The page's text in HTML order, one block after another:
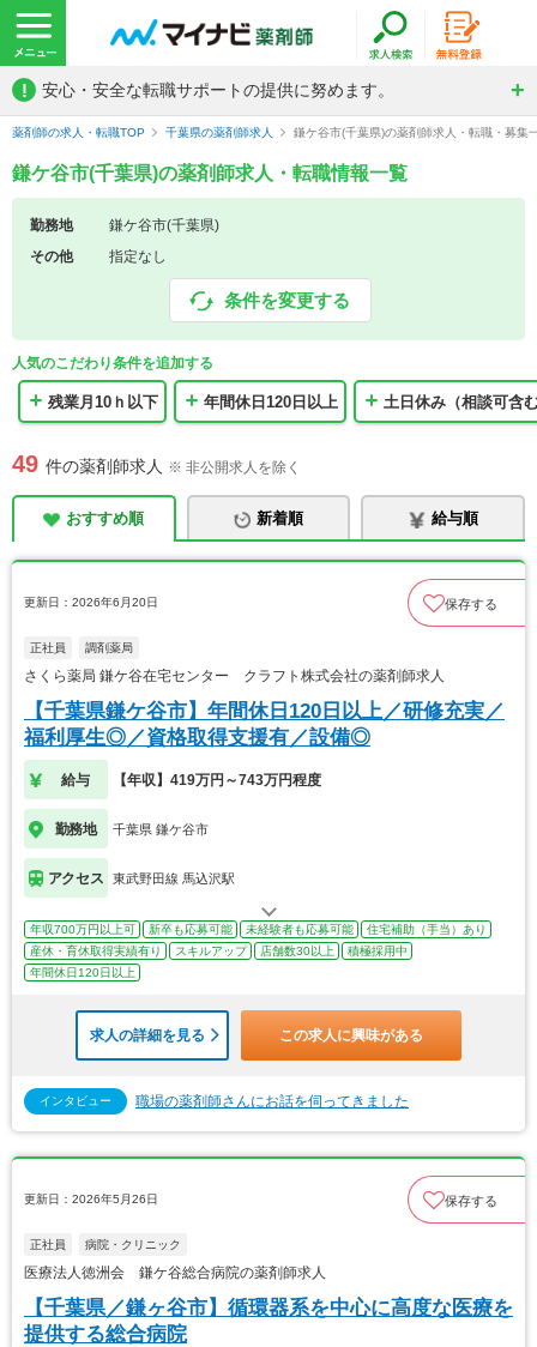
! 安心・安全な転職サポートの提供に努めます。
薬剤師の求人・転職TOP 千葉県の薬剤師求人 鎌ケ谷市(千葉県)の薬剤師求人・転職・募集
鎌ケ谷市(千葉県)の薬剤師求人・転職情報一覧
勤務地
鎌ケ谷市(千葉県)
その他
指定なし
条件を変更する
人気のこだわり条件を追加する
残業月10ｈ以下 年間休日120日以上 土日休み（相談可含
49 件の薬剤師求人 ※ 非公開求人を除く
おすすめ順 新着順 給与順
更新日：2026年6月20日 保存する
正社員 調剤薬局
さくら薬局 鎌ケ谷在宅センター クラフト株式会社の薬剤師求人
【千葉県鎌ケ谷市】年間休日120日以上／研修充実／
福利厚生◎／資格取得支援有／設備◎
給与 【年収】419万円～743万円程度
勤務地 千葉県 鎌ケ谷市
アクセス 東武野田線 馬込沢駅
年収700万円以上可 新卒も応募可能 未経験者も応募可能
住宅補助（手当）あり
産休・育休取得実績有り
スキルアップ 店舗数30以上
積極採用中
年間休日120日以上
求人の詳細を見る この求人に興味がある
インタビュー 職場の薬剤師さんにお話を伺ってきました
更新日：2026年5月26日 保存する
正社員 病院・クリニック
医療法人徳洲会 鎌ケ谷総合病院の薬剤師求人
【千葉県／鎌ヶ谷市】循環器系を中心に高度な医療を
提供する総合病院